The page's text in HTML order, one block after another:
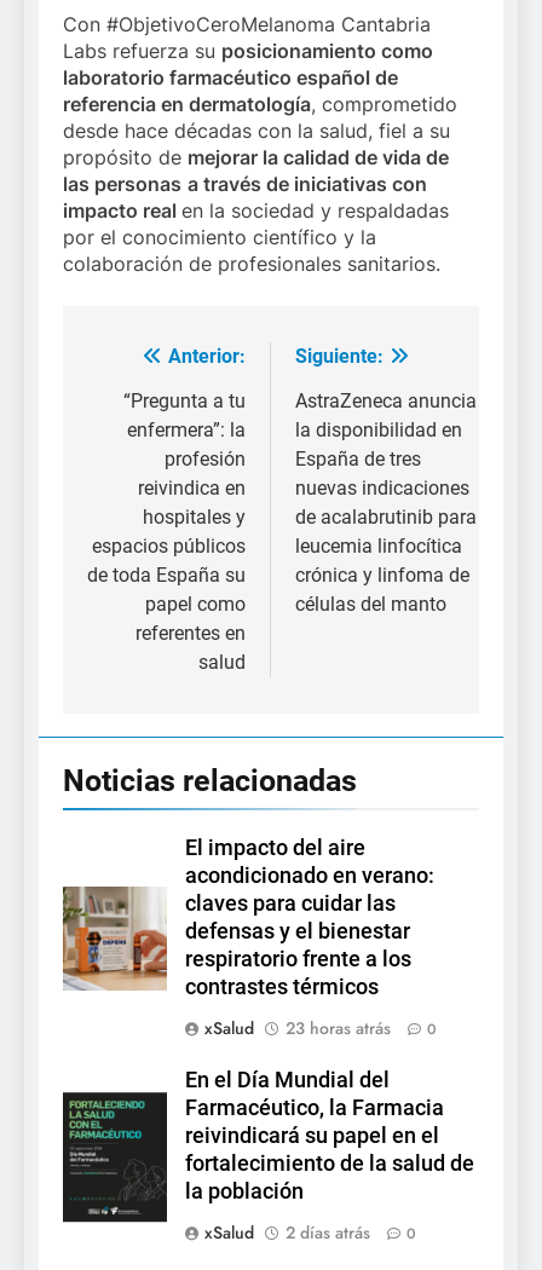
Con #ObjetivoCeroMelanoma Cantabria
Labs refuerza su posicionamiento como
laboratorio farmacéutico español de
referencia en dermatología, comprometido
desde hace décadas con la salud, fiel a su
propósito de mejorar la calidad de vida de
las personas a través de iniciativas con
impacto real en la sociedad y respaldadas
por el conocimiento científico y la
colaboración de profesionales sanitarios.
Navegación
entradas
Anterior:
“Pregunta a tu
enfermera”: la
profesión
reivindica en
hospitales y
espacios públicos
de toda España su
papel como
referentes en
salud
Siguiente:
AstraZeneca anuncia
la disponibilidad en
España de tres
nuevas indicaciones
de acalabrutinib para
leucemia linfocítica
crónica y linfoma de
células del manto
Noticias relacionadas
El impacto del aire
acondicionado en verano:
claves para cuidar las
defensas y el bienestar
respiratorio frente a los
contrastes térmicos
xSalud
23 horas atrás 0
En el Día Mundial del
Farmacéutico, la Farmacia
reivindicará su papel en el
fortalecimiento de la salud de
la población
xSalud
2 días atrás 0